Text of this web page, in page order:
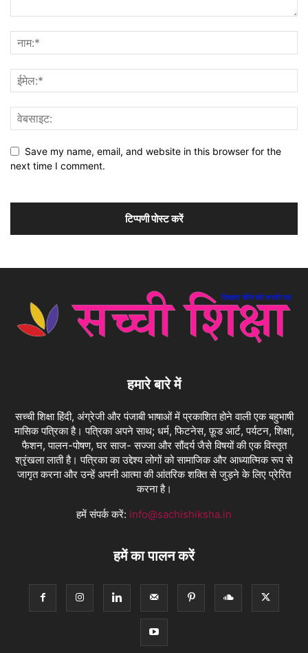
Save my name, email, and website in this browser for the
next time I comment.
हमारे बारे में
सच्ची शिक्षा हिंदी, अंग्रेजी और पंजाबी भाषाओं में प्रकाशित होने वाली एक बहुभाषी
मासिक पत्रिका है। पत्रिका अपने साथ; धर्म, फिटनेस, फ़ूड आर्ट, पर्यटन, शिक्षा,
फैशन, पालन-पोषण, घर साज- सज्जा और सौंदर्य जैसे विषयों की एक विस्तृत
श्रृंखला लाती है। पत्रिका का उद्देश्य लोगों को सामाजिक और आध्यात्मिक रूप से
जागृत करना और उन्हें अपनी आत्मा की आंतरिक शक्ति से जुड़ने के लिए प्रेरित
करना है।
हमें संपर्क करें: info@sachishiksha.in
हमें का पालन करें